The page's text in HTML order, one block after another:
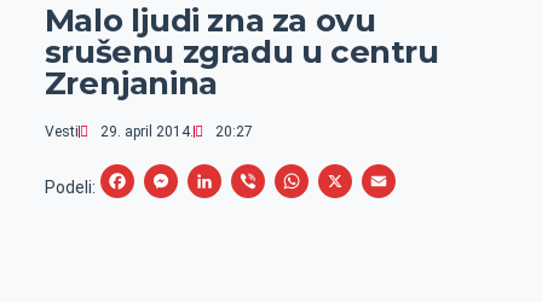
Malo ljudi zna za ovu
srušenu zgradu u centru
Zrenjanina
Vesti 29. april 2014. 20:27
Podeli:
F
M
L
V
W
X
E